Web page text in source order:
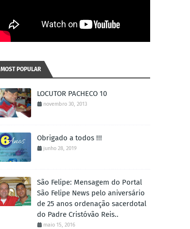
MOST POPULAR
LOCUTOR PACHECO 10
novembro 30, 2013
Obrigado a todos !!!
junho 28, 2019
São Felipe: Mensagem do Portal
São Felipe News pelo aniversário
de 25 anos ordenação sacerdotal
do Padre Cristóvão Reis..
maio 15, 2016